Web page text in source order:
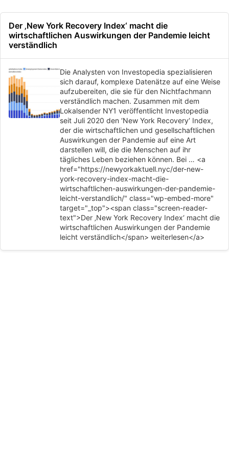
Der ‚New York Recovery Index‘ macht die
wirtschaftlichen Auswirkungen der Pandemie leicht
verständlich
Die Analysten von Investopedia spezialisieren
sich darauf, komplexe Datenätze auf eine Weise
aufzubereiten, die sie für den Nichtfachmann
verständlich machen. Zusammen mit dem
Lokalsender NY1 veröffentlicht Investopedia
seit Juli 2020 den ‘New York Recovery‘ Index,
der die wirtschaftlichen und gesellschaftlichen
Auswirkungen der Pandemie auf eine Art
darstellen will, die die Menschen auf ihr
tägliches Leben beziehen können. Bei … <a
href="https://newyorkaktuell.nyc/der-new-
york-recovery-index-macht-die-
wirtschaftlichen-auswirkungen-der-pandemie-
leicht-verstandlich/" class="wp-embed-more"
target="_top"><span class="screen-reader-
text">Der ‚New York Recovery Index‘ macht die
wirtschaftlichen Auswirkungen der Pandemie
leicht verständlich</span> weiterlesen</a>